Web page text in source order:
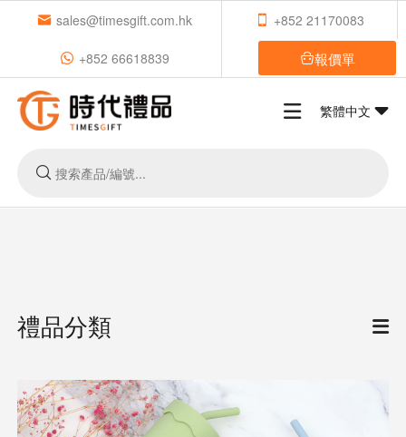
sales@timesgift.com.hk +852 21170083
+852 66618839 報價單
繁體中文
禮品分類